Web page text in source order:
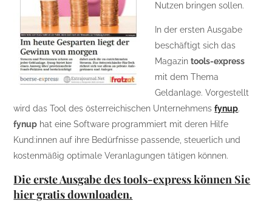
Nutzen bringen sollen.
In der ersten Ausgabe
beschäftigt sich das
Magazintools-express
mit dem Thema
Geldanlage. Vorgestellt
wird das Tool des österreichischen Unternehmensfynup.
fynup hat eine Software programmiert mit deren Hilfe
Kund:innen auf ihre Bedürfnisse passende, steuerlich und
kostenmäßig optimale Veranlagungen tätigen können.
Die erste Ausgabe des tools-express können Sie
hier gratis downloaden.